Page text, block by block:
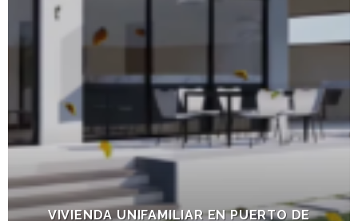
VIVIENDA UNIFAMILIAR EN PUERTO DE